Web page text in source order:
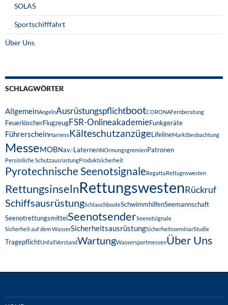
SOLAS
Sportschifffahrt
Über Uns
SCHLAGWÖRTER
AllgemeinAngelnAusrüstungspflichtbootCORONAFernberatung
FeuerlöscherFlugzeugFSR-OnlineakademieFunkgeräte
FührerscheinHarnessKälteschutzanzügeLifelineMarktbeobachtung
MesseMOBNav.-LaternenNOrmungsgremienPatronen
Persönliche SchutzausrüstungProduktsicherheit
Pyrotechnische SeenotsignaleRegattaRettugnswesten
RettungsinselnRettungswestenRückruf
SchiffsausrüstungSchlauchbooteSchwimmhilfenSeemannschaft
SeenotrettungsmittelSeenotsenderSeenotsignale
Sicherheit auf dem WasserSicherheitsausrüstungSicherheitsseminarStudie
TragepflichtUnfallVorstandWartungWassersportmessenÜber Uns